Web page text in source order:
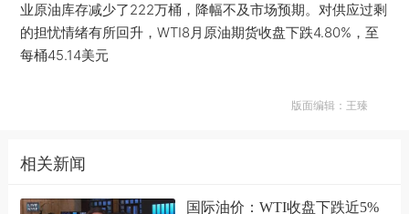
业原油库存减少了222万桶，降幅不及市场预期。对供应过剩
的担忧情绪有所回升，WTI8月原油期货收盘下跌4.80%，至
每桶45.14美元
版面编辑：王臻
相关新闻
国际油价：WTI收盘下跌近5%